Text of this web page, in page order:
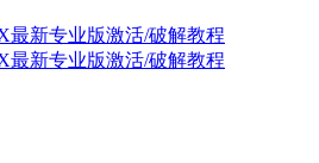
最新专业版激活/破解教程
最新专业版激活/破解教程